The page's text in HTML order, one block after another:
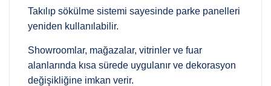
Takılıp sökülme sistemi sayesinde parke panelleri
yeniden kullanılabilir.
Showroomlar, mağazalar, vitrinler ve fuar
alanlarında kısa sürede uygulanır ve dekorasyon
değişikliğine imkan verir.